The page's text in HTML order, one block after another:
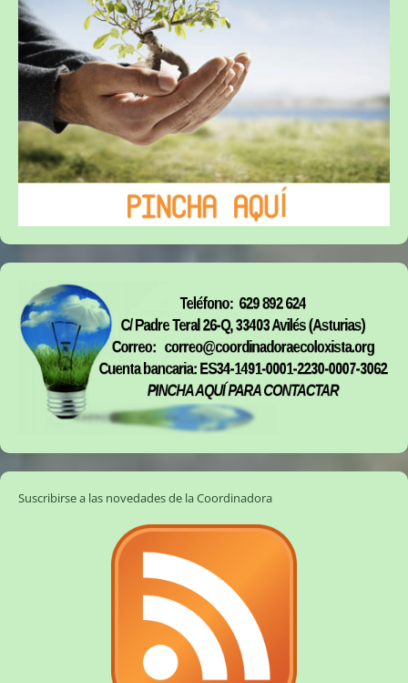
Suscribirse a las novedades de la Coordinadora